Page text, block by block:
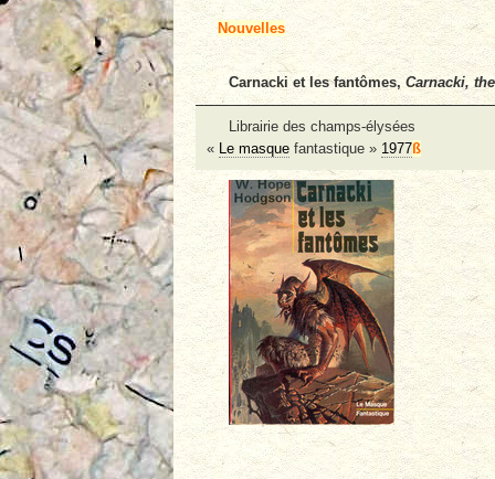
Nouvelles
Carnacki et les fantômes, Carnacki,
Librairie des champs-élysées
« Le masquefantastique » 1977ß